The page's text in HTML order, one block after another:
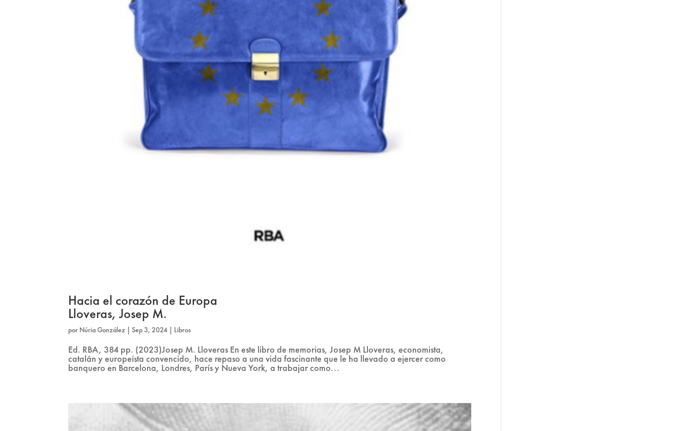
Hacia el corazón de Europa
Lloveras, Josep M.
por Núria González |Sep 3, 2024 Libros
Ed. RBA, 384 pp. (2023)Josep M. Lloveras En este libro de memorias, Josep M Lloveras, economista,
catalán y europeísta convencido, hace repaso a una vida fascinante que le ha llevado a ejercer como
banquero en Barcelona, Londres, París y Nueva York, a trabajar como...